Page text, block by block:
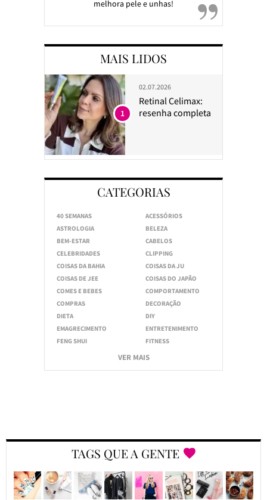
melhora pele e unhas!
MAIS LIDOS
02.07.2026
Retinal Celimax:
resenha completa
1
CATEGORIAS
40 SEMANAS
ACESSÓRIOS
ASTROLOGIA
BELEZA
BEM-ESTAR
CABELOS
CELEBRIDADES
CLIPPING
COISAS DA BAHIA
COISAS DA JU
COISAS DE JEE
COISAS DO JAPÃO
COMES E BEBES
COMPORTAMENTO
COMPRAS
DECORAÇÃO
DIETA
DIY
EMAGRECIMENTO
ENTRETENIMENTO
FENG SHUI
FITNESS
VER MAIS
TAGS QUE A GENTE